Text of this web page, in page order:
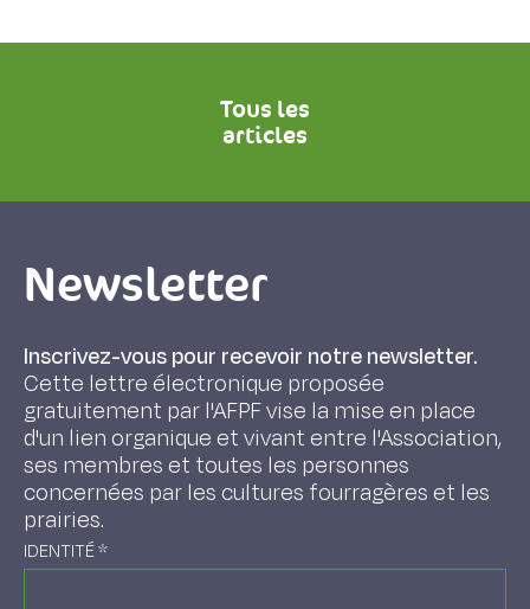
Tous les
articles
Newsletter
Inscrivez-vous pour recevoir notre newsletter.
Cette lettre électronique proposée
gratuitement par l'AFPF vise la mise en place
d'un lien organique et vivant entre l'Association,
ses membres et toutes les personnes
concernées par les cultures fourragères et les
prairies.
IDENTITÉ*